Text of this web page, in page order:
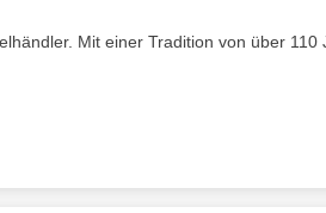
Mit einer Tradition von über 110